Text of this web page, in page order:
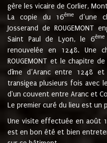
gère les vicaire de Corlier,
La copie du 16ème
d’une
Josserand de ROUGEMONT
Saint Paul de Lyon, le 6ème
renouvelée en 1248. Une
ROUGEMONT et le chapitre
dîme d’Aranc entre 1248 et
transigea plusieurs fois avec
d'un couvent entre Aranc et
Le premier curé du lieu est un
Une visite effectuée en août
est en bon été et bien